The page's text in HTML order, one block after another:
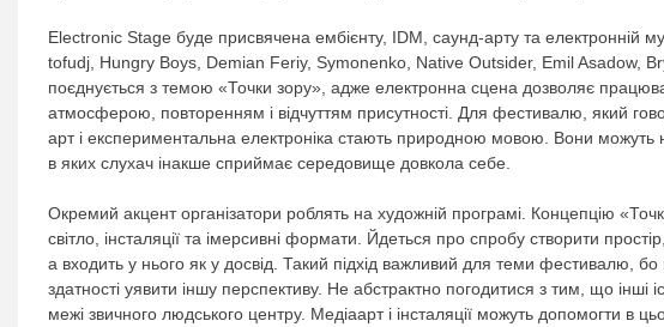
Electronic Stage буде присвячена ембієнту, IDM, саунд-арту та електронній
tofudj, Hungry Boys, Demian Feriy, Symonenko, Native Outsider, Emil Asadow,
поєднується з темою «Точки зору», адже електронна сцена дозволяє
атмосферою, повторенням і відчуттям присутності. Для фестивалю, який
арт і експериментальна електроніка стають природною мовою. Вони
в яких слухач інакше сприймає середовище довкола себе.
Окремий акцент організатори роблять на художній програмі. Концепцію
світло, інсталяції та імерсивні формати. Йдеться про спробу створити
а входить у нього як у досвід. Такий підхід важливий для теми фестивалю, бо
здатності уявити іншу перспективу. Не абстрактно погодитися з тим, що
межі звичного людського центру. Медіаарт і інсталяції можуть допомогти в